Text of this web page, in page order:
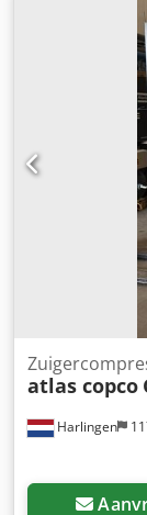
(g) 13,7 kW
aandrijfmotor
aandrijfmotor
kW Toerental
aandrijfmotor
Temperatuur
bruikbare
perslucht G 1
Kompressor
mm x 895 mm
voorraad,
Harlingen
atlas copco